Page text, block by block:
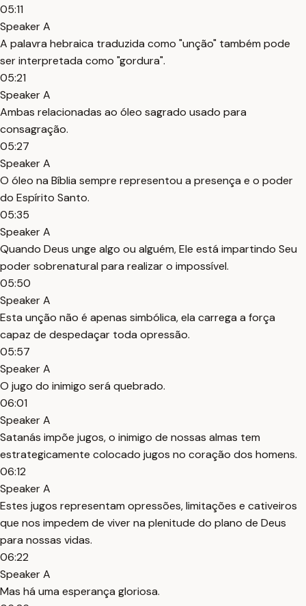
05:11
Speaker A
A palavra hebraica traduzida como "unção" também pode
ser interpretada como "gordura".
05:21
Speaker A
Ambas relacionadas ao óleo sagrado usado para
consagração.
05:27
Speaker A
O óleo na Bíblia sempre representou a presença e o poder
do Espírito Santo.
05:35
Speaker A
Quando Deus unge algo ou alguém, Ele está impartindo Seu
poder sobrenatural para realizar o impossível.
05:50
Speaker A
Esta unção não é apenas simbólica, ela carrega a força
capaz de despedaçar toda opressão.
05:57
Speaker A
O jugo do inimigo será quebrado.
06:01
Speaker A
Satanás impõe jugos, o inimigo de nossas almas tem
estrategicamente colocado jugos no coração dos homens.
06:12
Speaker A
Estes jugos representam opressões, limitações e cativeiros
que nos impedem de viver na plenitude do plano de Deus
para nossas vidas.
06:22
Speaker A
Mas há uma esperança gloriosa.